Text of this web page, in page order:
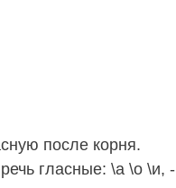
после корня.
гласные: \а \о \и, -